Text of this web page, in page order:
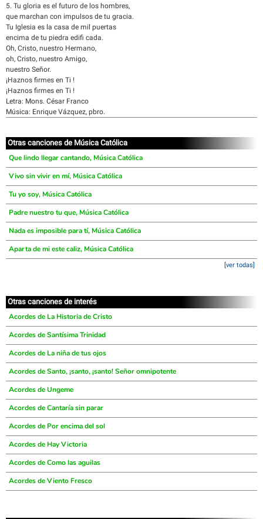
5. Tu gloria es el futuro de los hombres,
que marchan con impulsos de tu gracia.
Tu Iglesia es la casa de mil puertas
encima de tu piedra edifi cada.
Oh, Cristo, nuestro Hermano,
oh, Cristo, nuestro Amigo,
nuestro Señor.
¡Haznos firmes en Ti !
¡Haznos firmes en Ti !
Letra: Mons. César Franco
Música: Enrique Vázquez, pbro.
Otras canciones de Música Católica
Que lindo llegar cantando, Música Católica
Vivo sin vivir en mí, Música Católica
Tu yo soy, Música Católica
Padre nuestro tu que, Música Católica
Nada es imposible para tí, Música Católica
Aparta de mi este caliz, Música Católica
[ver todas]
Otras canciones de interés
Acordes de La Historia de Cristo
Acordes de Santísima Trinidad
Acordes de La niña de tus ojos
Acordes de Santo, ¡santo, ¡santo! Señor omnipotente
Acordes de Ungeme
Acordes de Cantaría sin parar
Acordes de Por encima del sol
Acordes de Hay Victoria
Acordes de Como las aguilas
Acordes de Viento Fresco